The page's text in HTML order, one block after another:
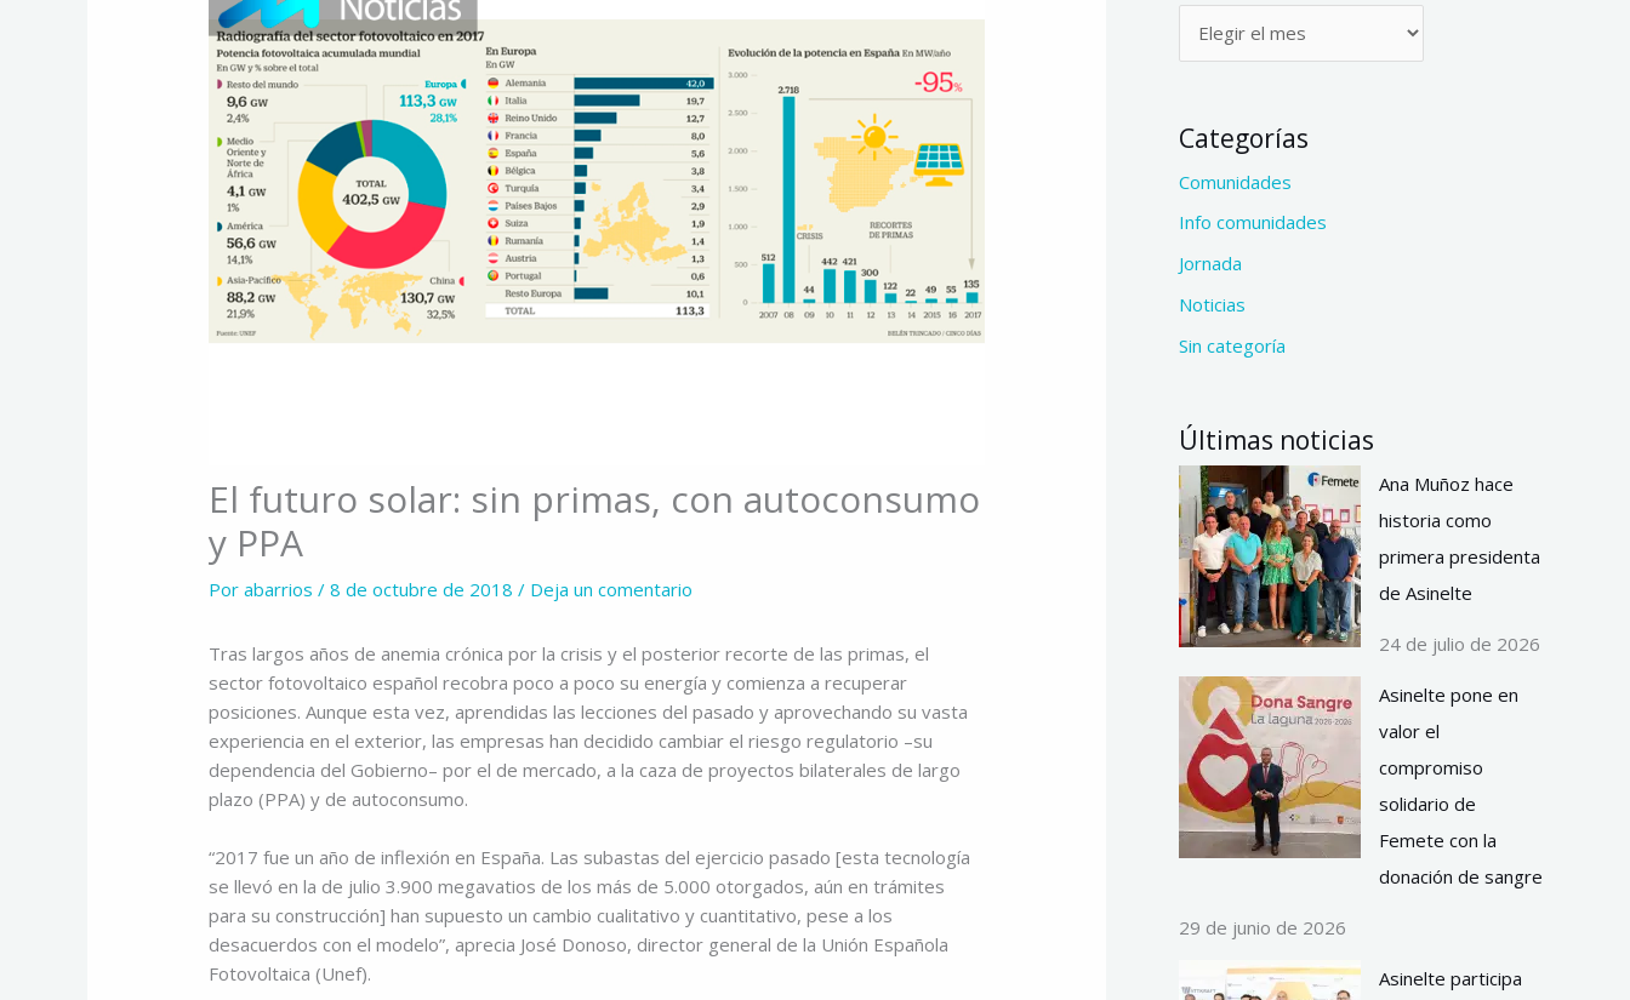
El futuro solar: sin primas, con autoconsumo
y PPA
Porabarrios/8 de octubre de 2018/ Deja un comentario
Tras largos años de anemia crónica por la crisis y el posterior recorte de las primas, el
sector fotovoltaico español recobra poco a poco su energía y comienza a recuperar
posiciones. Aunque esta vez, aprendidas las lecciones del pasado y aprovechando su vasta
experiencia en el exterior, las empresas han decidido cambiar el riesgo regulatorio –su
dependencia del Gobierno– por el de mercado, a la caza de proyectos bilaterales de largo
plazo (PPA) y de autoconsumo.
“2017 fue un año de inflexión en España. Las subastas del ejercicio pasado [esta tecnología
se llevó en la de julio 3.900 megavatios de los más de 5.000 otorgados, aún en trámites
para su construcción] han supuesto un cambio cualitativo y cuantitativo, pese a los
desacuerdos con el modelo”, aprecia José Donoso, director general de la Unión Española
Fotovoltaica (Unef).
Categorías
Comunidades
Info comunidades
Jornada
Noticias
Sin categoría
Últimas noticias
Ana Muñoz hace
historia como
primera presidenta
de Asinelte
24 de julio de 2026
Asinelte pone en
valor el
compromiso
solidario de
Femete con la
donación de sangre
29 de junio de 2026
Asinelte participa